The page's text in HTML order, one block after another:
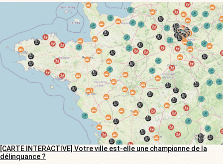
[CARTE INTERACTIVE] Votre ville est-elle une championne de la
délinquance ?